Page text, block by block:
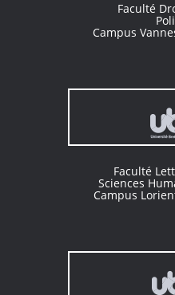
Faculté
Campus
Faculté
Sciences
Campus